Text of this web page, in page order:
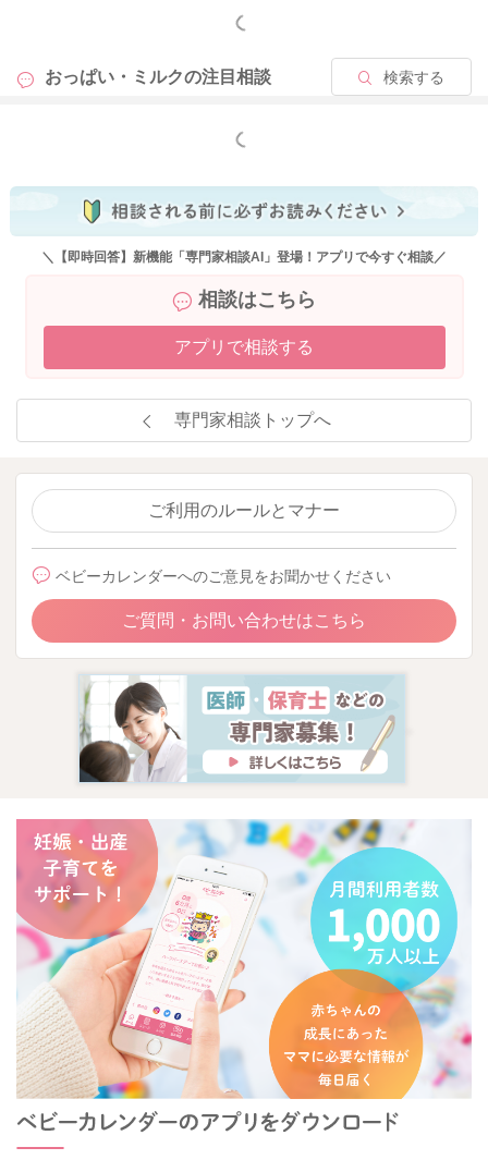
もっと見る
おっぱい・ミルクの注目相談 検索する
もっと見る
＼【即時回答】新機能「専門家相談AI」登場！アプリで今すぐ相談／
相談はこちら
アプリで相談する
専門家相談トップへ
ご利用のルールとマナー
ベビーカレンダーへのご意見をお聞かせください
ご質問・お問い合わせはこちら